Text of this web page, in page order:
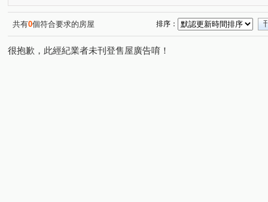
康定路(1) 央北二路(1) 北新路二段(1)
共有0個符合要求的房屋 排序：
很抱歉，此經紀業者未刊登售屋廣告唷！